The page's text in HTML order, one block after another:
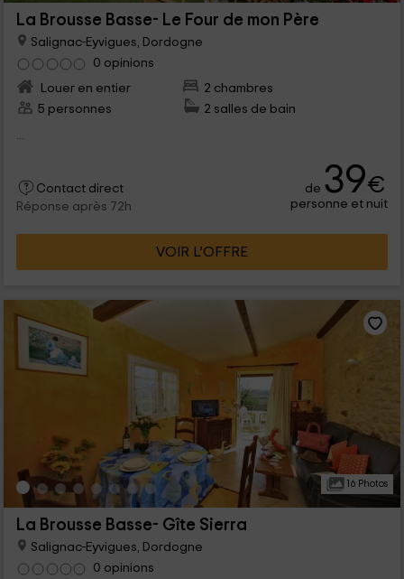
La Brousse Basse- Le Four de mon Père
Salignac-Eyvigues, Dordogne
0 opinions
Louer en entier
2 chambres
5 personnes
2 salles de bain
...
Contact direct
Réponse après 72h
de 39€
personne et nuit
VOIR L’OFFRE
16 Photos
La Brousse Basse- Gîte Sierra
Salignac-Eyvigues, Dordogne
0 opinions